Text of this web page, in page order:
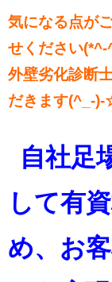
気になる点が
せください(*^-
外壁劣化診断
だきます(^_-
自社足
して有
め、お